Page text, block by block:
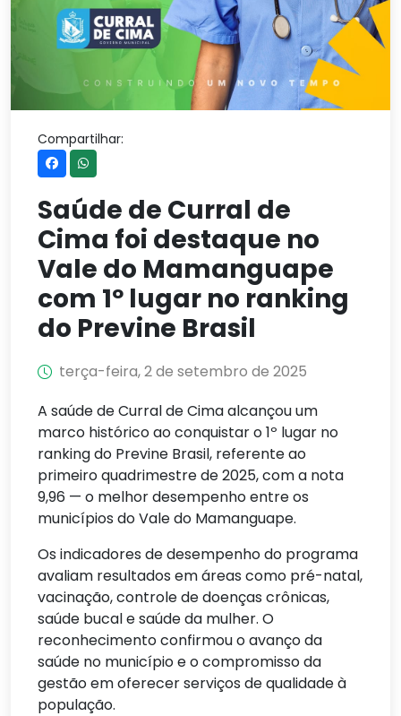
Compartilhar:
Saúde de Curral de
Cima foi destaque no
Vale do Mamanguape
com 1º lugar no ranking
do Previne Brasil
terça-feira, 2 de setembro de 2025
A saúde de Curral de Cima alcançou um
marco histórico ao conquistar o 1º lugar no
ranking do Previne Brasil, referente ao
primeiro quadrimestre de 2025, com a nota
9,96 — o melhor desempenho entre os
municípios do Vale do Mamanguape.
Os indicadores de desempenho do programa
avaliam resultados em áreas como pré-natal,
vacinação, controle de doenças crônicas,
saúde bucal e saúde da mulher. O
reconhecimento confirmou o avanço da
saúde no município e o compromisso da
gestão em oferecer serviços de qualidade à
população.